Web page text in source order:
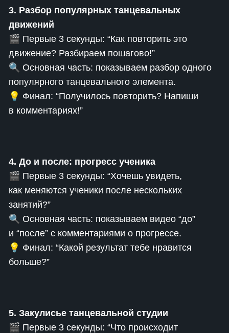
3. Разбор популярных танцевальных
движений
🎬 Первые 3 секунды: “Как повторить это
движение? Разбираем пошагово!”
🔍 Основная часть: показываем разбор одного
популярного танцевального элемента.
💡 Финал: “Получилось повторить? Напиши
в комментариях!”
4. До и после: прогресс ученика
🎬 Первые 3 секунды: “Хочешь увидеть,
как меняются ученики после нескольких
занятий?”
🔍 Основная часть: показываем видео “до”
и “после” с комментариями о прогрессе.
💡 Финал: “Какой результат тебе нравится
больше?”
5. Закулисье танцевальной студии
🎬 Первые 3 секунды: “Что происходит